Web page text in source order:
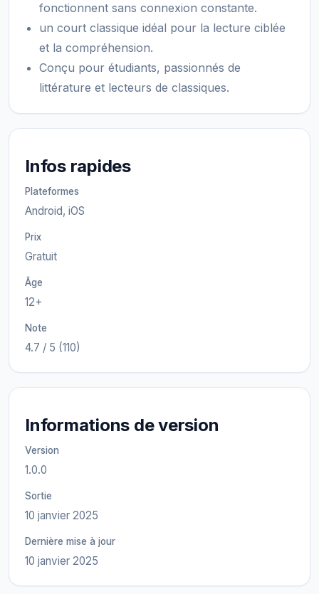
fonctionnent sans connexion constante.
un court classique idéal pour la lecture ciblée
et la compréhension.
Conçu pour étudiants, passionnés de
littérature et lecteurs de classiques.
Infos rapides
Plateformes
Android, iOS
Prix
Gratuit
Âge
12+
Note
4.7 / 5 (110)
Informations de version
Version
1.0.0
Sortie
10 janvier 2025
Dernière mise à jour
10 janvier 2025